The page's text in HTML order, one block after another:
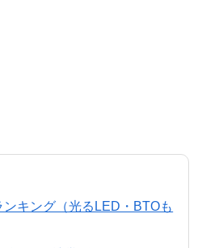
キング（光るLED・BTOも